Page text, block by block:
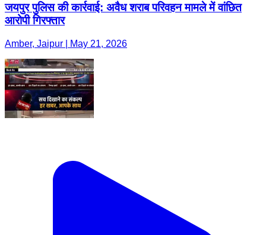
जयपुर पुलिस की कार्रवाई: अवैध शराब परिवहन मामले में वांछित
आरोपी गिरफ्तार
Amber, Jaipur | May 21, 2026